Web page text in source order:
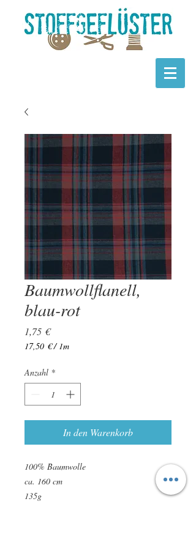
Baumwollflanell,
blau-rot
1,75 €Preis
17,50 € /1m
pro
1
Anzahl *
In den Warenkorb
100% Baumwolle
ca. 160 cm
135g